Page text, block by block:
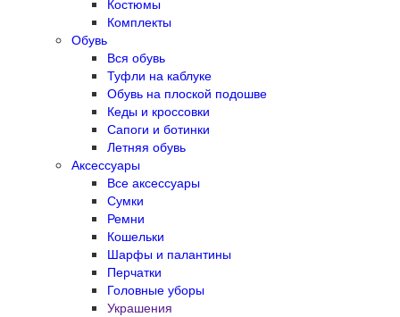
Комплекты
Обувь
Вся обувь
Туфли на каблуке
Обувь на плоской подошве
Кеды и кроссовки
Сапоги и ботинки
Летняя обувь
Аксессуары
Все аксессуары
Сумки
Ремни
Кошельки
Шарфы и палантины
Перчатки
Головные уборы
Украшения